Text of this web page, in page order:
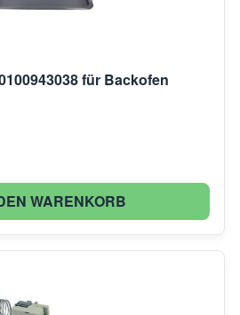
für Backofen
WARENKORB